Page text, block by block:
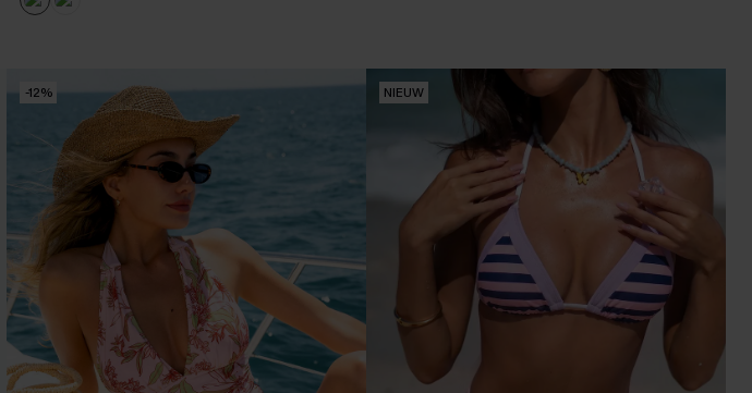
-12% NIEUW